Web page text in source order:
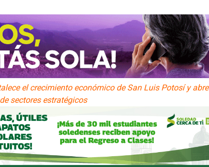
el crecimiento económico de San Luis Potosí y abre
sectores estratégicos